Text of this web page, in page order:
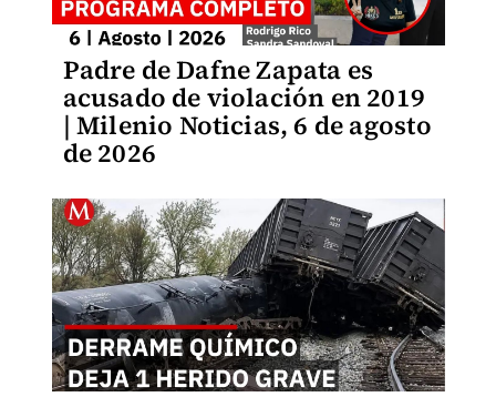
Padre de Dafne Zapata es
acusado de violación en 2019
| Milenio Noticias, 6 de agosto
de 2026